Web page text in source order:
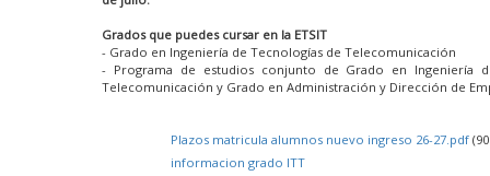
Grados que puedes cursar en la ETSIT
- Grado en Ingeniería de Tecnologías de Telecomunicación
- Programa de estudios conjunto de Grado en Ingeniería
Telecomunicación y Grado en Administración y Dirección de
Plazos matricula alumnos nuevo ingreso 26-27.pdf
informacion grado ITT